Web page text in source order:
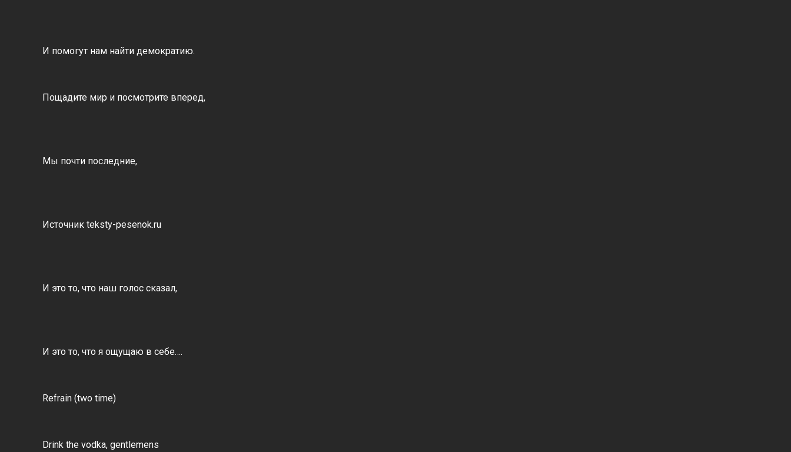
И помогут нам найти демократию.
Пощадите мир и посмотрите вперед,
Мы почти последние,
Источник teksty-pesenok.ru
И это то, что наш голос сказал,
И это то, что я ощущаю в себе….
Refrain (two time)
Drink the vodka, gentlemens